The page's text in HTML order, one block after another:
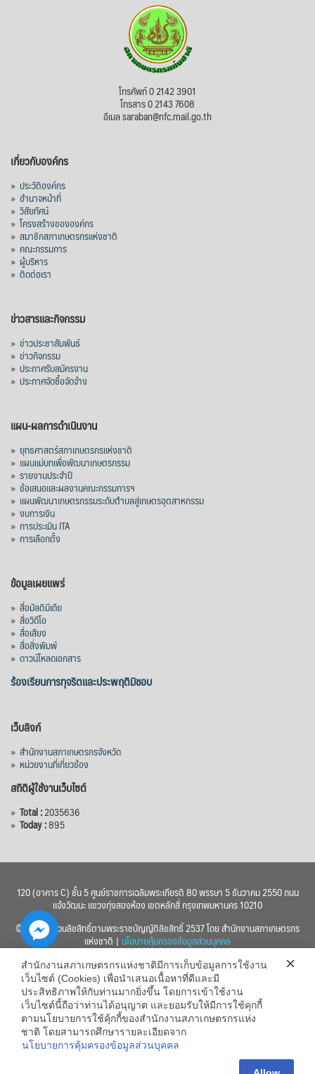
โทรศัพท์ 0 2142 3901
โทรสาร 0 2143 7608
อีเมล saraban@nfc.mail.go.th
เกี่ยวกับองค์กร
» ประวัติองค์กร
» อำนาจหน้าที่
» วิสัยทัศน์
» โครงสร้างขององค์กร
» สมาชิกสภาเกษตรกรแห่งชาติ
» คณะกรรมการ
» ผู้บริหาร
» ติดต่อเรา
ข่าวสารและกิจกรรม
» ข่าวประชาสัมพันธ์
» ข่าวกิจกรรม
» ประกาศรับสมัครงาน
» ประกาศจัดซื้อจัดจ้าง
แผน-ผลการดำเนินงาน
» ยุทธศาสตร์สภาเกษตรกรแห่งชาติ
» แผนแม่บทเพื่อพัฒนาเกษตรกรรม
» รายงานประจำปี
» ข้อเสนอและผลงานคณะกรรมการฯ
» แผนพัฒนาเกษตรกรรมระดับตำบลสู่เกษตรอุตสาหกรรม
» งบการเงิน
» การประเมิน ITA
» การเลือกตั้ง
ข้อมูลเผยแพร่
» สื่อมัลติมีเดีย
» สื่อวิดีโอ
» สื่อเสียง
» สื่อสิ่งพิมพ์
» ดาวน์โหลดเอกสาร
ร้องเรียนการทุจริตและประพฤติมิชอบ
เว็บลิงก์
» สำนักงานสภาเกษตรกรจังหวัด
» หน่วยงานที่เกี่ยวข้อง
สถิติผู้ใช้งานเว็บไซต์
» Total :2035636
» Today :895
120 (อาคาร C) ชั้น 5 ศูนย์ราชการเฉลิมพระเกียรติ 80 พรรษา 5 ธันวาคม 2550 ถนน
แจ้งวัฒนะ แขวงทุ่งสองห้อง เขตหลักสี่ กรุงเทพมหานคร 10210
© 2560 สงวนลิขสิทธิ์ตามพระราชบัญญัติลิขสิทธิ์ 2537 โดย สำนักงานสภาเกษตรกร
แห่งชาติ | นโยบายคุ้มครองข้อมูลส่วนบุคคล
สำนักงานสภาเกษตรกรแห่งชาติมีการเก็บข้อมูลการใช้งาน
เว็บไซต์ (Cookies) เพื่อนำเสนอเนื้อหาที่ดีและมี
ประสิทธิภาพให้กับท่านมากยิ่งขึ้น โดยการเข้าใช้งาน
เว็บไซต์นี้ถือว่าท่านได้อนุญาต และยอมรับให้มีการใช้คุกกี้
ตามนโยบายการใช้คุ้กกี้ของสำนักงานสภาเกษตรกรแห่ง
ชาติ โดยสามารถศึกษารายละเอียดจาก
นโยบายการคุ้มครองข้อมูลส่วนบุคคล
Hide
chaty